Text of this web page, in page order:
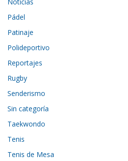
Pádel
Patinaje
Polideportivo
Reportajes
Rugby
Senderismo
Sin categoría
Taekwondo
Tenis
Tenis de Mesa